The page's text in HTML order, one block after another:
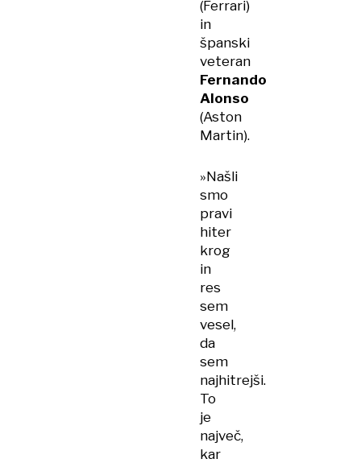
(Ferrari)
in
španski
veteran
Fernando
Alonso
(Aston
Martin).
»Našli
smo
pravi
hiter
krog
in
res
sem
vesel,
da
sem
najhitrejši.
To
je
največ,
kar